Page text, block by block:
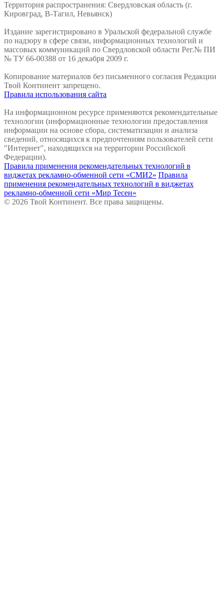
Территория распространения: Свердловская область (г.
Кировград, В-Тагил, Невьянск)
Издание зарегистрировано в Уральской федеральной службе
по надзору в сфере связи, информационных технологий и
массовых коммуникаций по Свердловской области Рег.№ ПИ
№ ТУ 66-00388 от 16 декабря 2009 г.
Копирование материалов без письменного согласия Редакции
Твой Континент запрещено.
Правила использования сайта
На информационном ресурсе применяются рекомендательные
технологии (информационные технологии предоставления
информации на основе сбора, систематизации и анализа
сведений, относящихся к предпочтениям пользователей сети
"Интернет", находящихся на территории Российской
Федерации).
Правила применения рекомендательных технологий в
виджетах рекламно-обменной сети «СМИ2» Правила
применения рекомендательных технологий в виджетах
рекламно-обменной сети «Мир Тесен»
© 2026 Твой Континент. Все права защищены.